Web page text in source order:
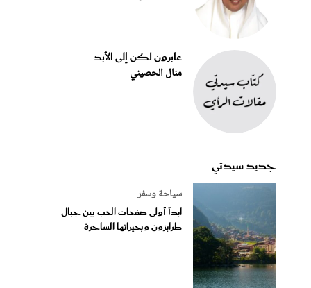
عابرون لكن إلى الأبد
منال الحصيني
جديد سيدتي
سياحة وسفر
ابدآ أولى صفحات الحب بين جبال
طرابزون وبحيراتها الساحرة